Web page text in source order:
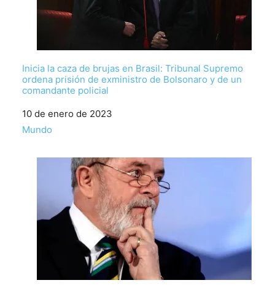
Inicia la caza de brujas en Brasil: Tribunal Supremo
ordena prisión de exministro de Bolsonaro y de un
comandante policial
Fecha
10 de enero de 2023
Respecto a
Mundo